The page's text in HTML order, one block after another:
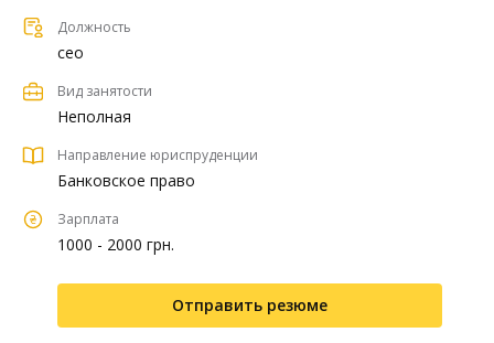
Должность
ceo
Вид занятости
Неполная
Направление юриспруденции
Банковское право
Зарплата
1000 - 2000 грн.
Отправить резюме